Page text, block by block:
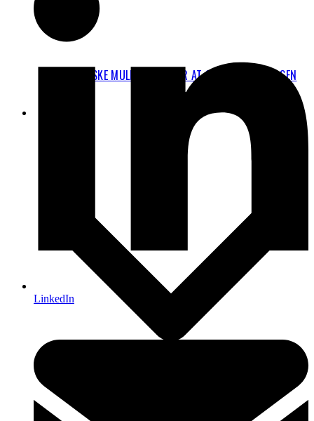
JURIDISKE MULIGHEDER FOR AT STOPPE UDVIDELSEN
LinkedIn